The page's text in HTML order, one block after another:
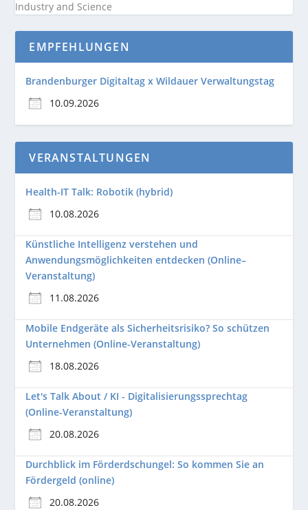
Industry and Science
EMPFEHLUNGEN
Brandenburger Digitaltag x Wildauer Verwaltungstag
10.09.2026
VERANSTALTUNGEN
Health-IT Talk: Robotik (hybrid)
10.08.2026
Künstliche Intelligenz verstehen und
Anwendungsmöglichkeiten entdecken (Online–
Veranstaltung)
11.08.2026
Mobile Endgeräte als Sicherheitsrisiko? So schützen
Unternehmen (Online-Veranstaltung)
18.08.2026
Let's Talk About / KI - Digitalisierungssprechtag
(Online-Veranstaltung)
20.08.2026
Durchblick im Förderdschungel: So kommen Sie an
Fördergeld (online)
20.08.2026